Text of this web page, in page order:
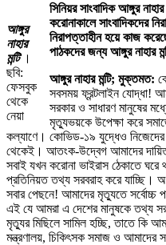
আঙ্গুর
নাহার
মন্টি।
ছবি:
ফেসবুক
থেকে
নেয়া
সিনিয়র সাংবাদিক আঙ্গুর
করোনাকালে সাংবাদিকদের
নিরাপত্তাহীন হয়ে কাজ
পাঠকদের জন্য আঙ্গুর নাহার
আঙ্গুর নাহার মন্টি; মুক্তমত:
সবসময় ফ্রন্টলাইন যোদ্ধা!
সরকার ও সাধারণ মানুষের
মৃত্যুভয়কে উপেক্ষা করে
কল্যাণে। কোভিড-১৯ যুদ্ধেও নিজেদের
থেকেই। আতংক-উদ্বেগ আমাদের
সবাই যখন করোনা ভাইরাস ঠেকাতে
প্রতিনিয়ত তথ্য সরবরাহ করে যাচ্ছি।
সবার পেছনে! আমাদের মৃত্যুতে সর্বোচ্চ
এই যে আমরা এ দেশের মানুষকে তথ্য
মৃত্যুর মিছিলে সামিল হচ্ছি, তাতে কি
মন্ত্রণালয়, চিকিৎসক সমাজ ও